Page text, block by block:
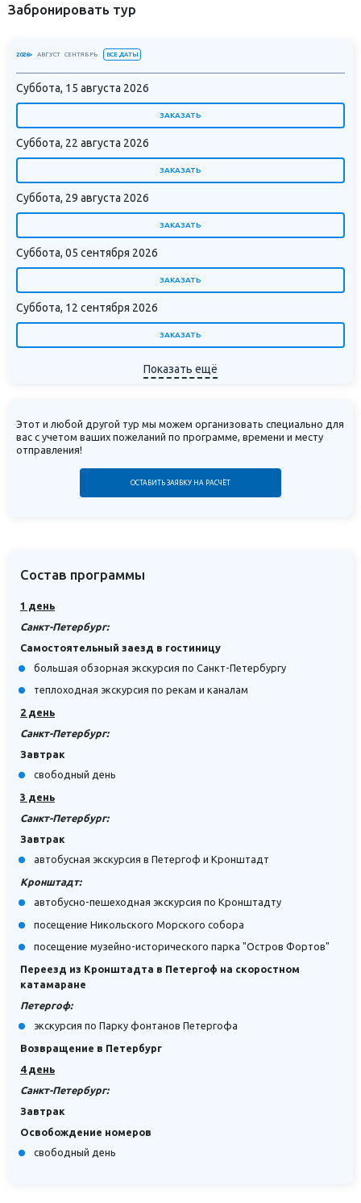
Забронировать тур
2026> АВГУСТ СЕНТЯБРЬ ВСЕ ДАТЫ
Суббота, 15 августа 2026
ЗАКАЗАТЬ
Суббота, 22 августа 2026
ЗАКАЗАТЬ
Суббота, 29 августа 2026
ЗАКАЗАТЬ
Суббота, 05 сентября 2026
ЗАКАЗАТЬ
Суббота, 12 сентября 2026
ЗАКАЗАТЬ
Показать ещё
Этот и любой другой тур мы можем организовать специально для
вас с учетом ваших пожеланий по программе, времени и месту
отправления!
ОСТАВИТЬ ЗАЯВКУ НА РАСЧЁТ
Состав программы
1 день
Санкт-Петербург:
Самостоятельный заезд в гостиницу
большая обзорная экскурсия по Санкт-Петербургу
теплоходная экскурсия по рекам и каналам
2 день
Санкт-Петербург:
Завтрак
свободный день
3 день
Санкт-Петербург:
Завтрак
автобусная экскурсия в Петергоф и Кронштадт
Кронштадт:
автобусно-пешеходная экскурсия по Кронштадту
посещение Никольского Морского собора
посещение музейно-исторического парка "Остров Фортов"
Переезд из Кронштадта в Петергоф на скоростном
катамаране
Петергоф:
экскурсия по Парку фонтанов Петергофа
Возвращение в Петербург
4 день
Санкт-Петербург:
Завтрак
Освобождение номеров
свободный день